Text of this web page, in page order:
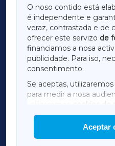
O noso contido está
é independente e
veraz, contrastada e de
ofrecer este servizo de
financiamos a nosa
publicidade. Para iso,
consentimento.
Se aceptas, utilizaremos
para medir a nosa
utilizaremos
cookies de
mostrar publicidade de
Así mesmo, podes
cookies que desexas
Aceptar